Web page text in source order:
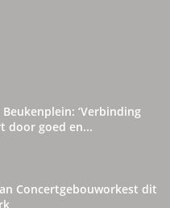
Beukenplein: ‘Verbinding
door goed en...
Concertgebouworkest dit